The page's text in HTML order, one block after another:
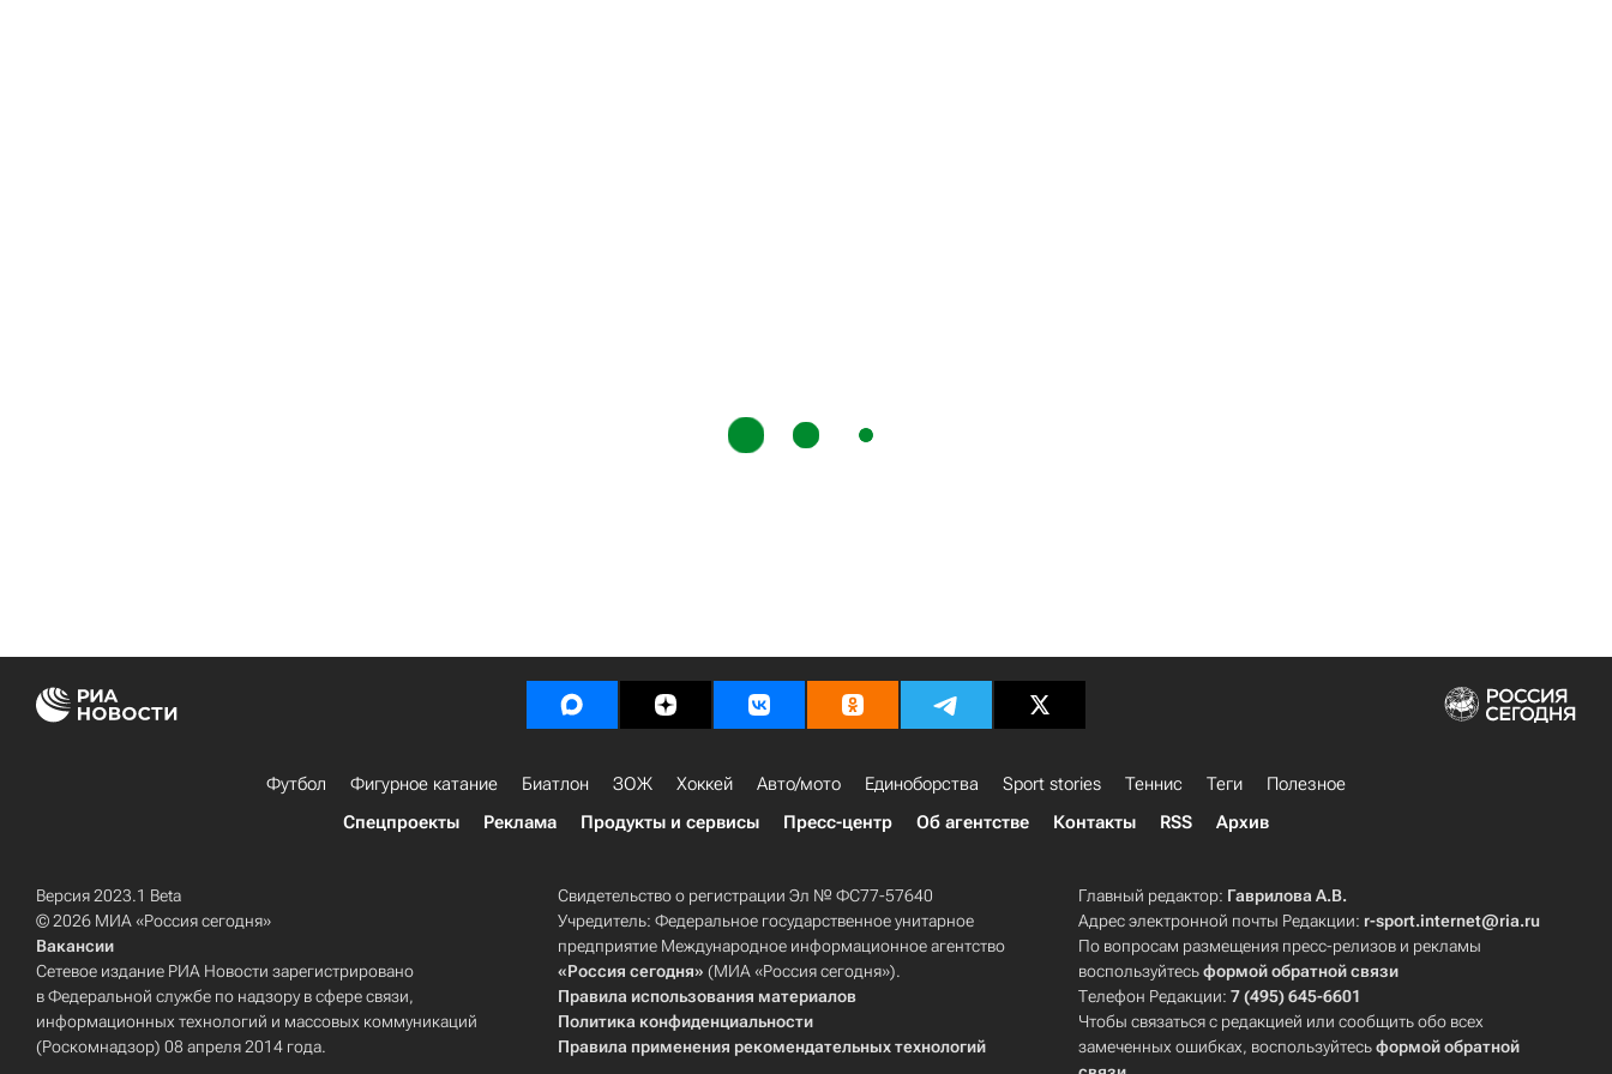
Футбол Фигурное катание Биатлон ЗОЖ Хоккей Авто/мото Единоборства Sport stories Теннис Теги
Полезное
Спецпроекты
Реклама Продукты и сервисы Пресс-центр Об агентстве Контакты RSS Архив
Версия 2023.1 Beta
© 2026 МИА «Россия сегодня»
Вакансии
Сетевое издание РИА Новости зарегистрировано
в Федеральной службе по надзору в сфере связи,
информационных технологий и массовых коммуникаций
(Роскомнадзор) 08 апреля 2014 года.
Свидетельство о регистрации Эл № ФС77-57640
Учредитель: Федеральное государственное унитарное
предприятие Международное информационное агентство
«Россия сегодня» (МИА «Россия сегодня»).
Правила использования материалов
Политика конфиденциальности
Правила применения рекомендательных технологий
Главный редактор: Гаврилова А.В.
Адрес электронной почты Редакции: r-sport.internet@ria.ru
По вопросам размещения пресс-релизов и рекламы
воспользуйтесьформой обратной связи
Телефон Редакции:7 (495) 645-6601
Чтобы связаться с редакцией или сообщить обо всех
замеченных ошибках, воспользуйтесьформой обратной